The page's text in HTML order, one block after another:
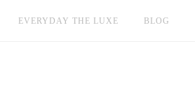
EVERYDAY THE LUXE BLOG